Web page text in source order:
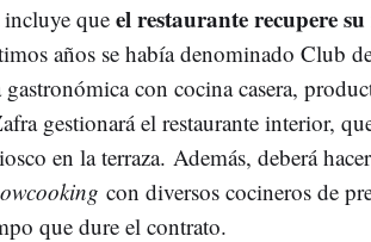
que el restaurante recupere
años se había denominado Club
con cocina casera,
gestionará el restaurante interior,
en la terraza. Además, deberá
con diversos cocineros de
que dure el contrato.